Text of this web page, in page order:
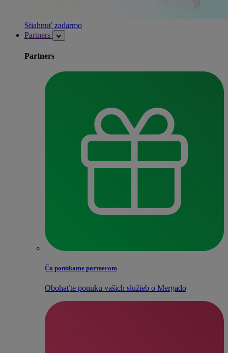
Stiahnuť zadarmo
Partners
Partners
Čo ponúkame partnerom
Obohaťte ponuku vašich služieb o Mergado